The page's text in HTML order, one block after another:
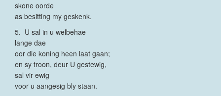
skone oorde
as besitting my geskenk.
5. U sal in u welbehae
lange dae
oor die koning heen laat gaan;
en sy troon, deur U gestewig,
sal vir ewig
voor u aangesig bly staan.